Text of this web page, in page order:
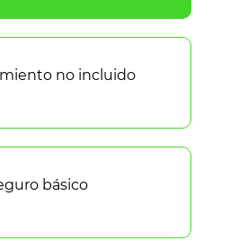
no incluido
básico